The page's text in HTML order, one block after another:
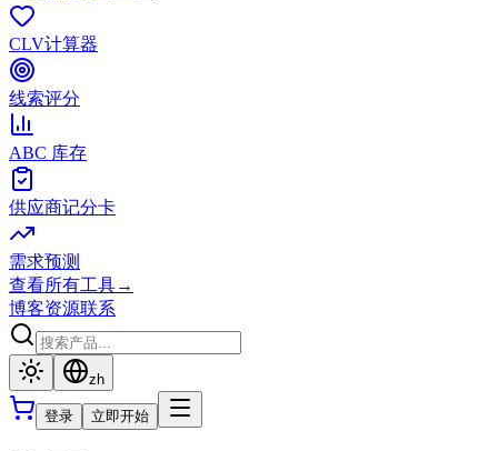
CLV计算器
线索评分
ABC 库存
供应商记分卡
需求预测
查看所有工具→
博客资源联系
zh
登录 立即开始